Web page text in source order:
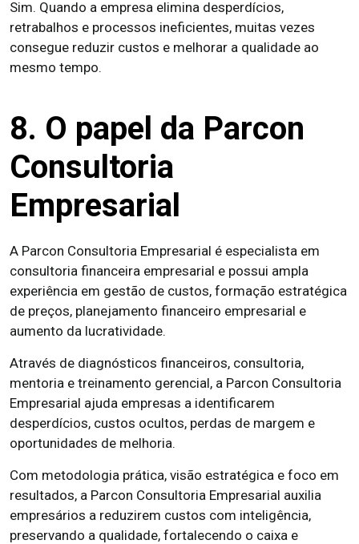
Sim. Quando a empresa elimina desperdícios,
retrabalhos e processos ineficientes, muitas vezes
consegue reduzir custos e melhorar a qualidade ao
mesmo tempo.
8. O papel da Parcon
Consultoria
Empresarial
A Parcon Consultoria Empresarial é especialista em
consultoria financeira empresarial e possui ampla
experiência em gestão de custos, formação estratégica
de preços, planejamento financeiro empresarial e
aumento da lucratividade.
Através de diagnósticos financeiros, consultoria,
mentoria e treinamento gerencial, a Parcon Consultoria
Empresarial ajuda empresas a identificarem
desperdícios, custos ocultos, perdas de margem e
oportunidades de melhoria.
Com metodologia prática, visão estratégica e foco em
resultados, a Parcon Consultoria Empresarial auxilia
empresários a reduzirem custos com inteligência,
preservando a qualidade, fortalecendo o caixa e